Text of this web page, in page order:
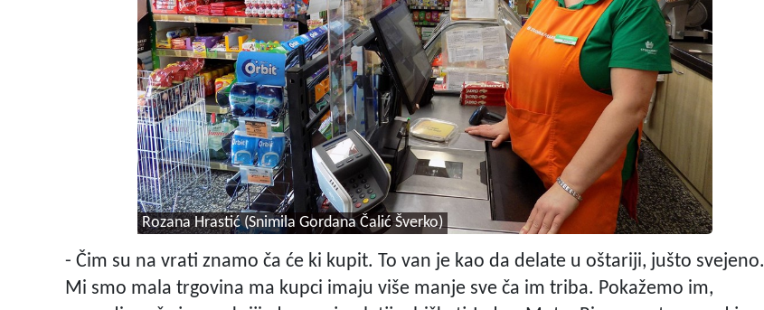
Rozana Hrastić(Snimila Gordana Čalić Šverko)
- Čim su na vrati znamo ča će ki kupit. To van je kao da delate u oštariji, jušto svejeno.
Mi smo mala trgovina ma kupci imaju više manje sve ča im triba. Pokažemo im,